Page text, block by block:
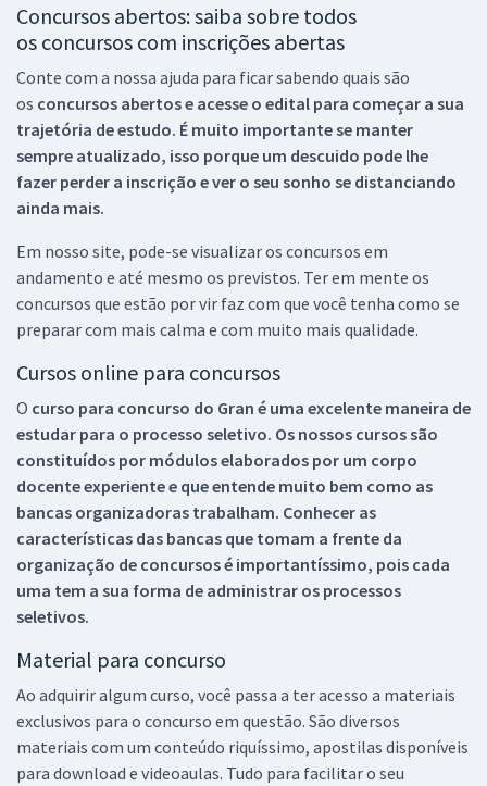
Concursos abertos: saiba sobre todos
os concursos com inscrições abertas
Conte com a nossa ajuda para ficar sabendo quais são
os concursos abertos e acesse o edital para começar a sua
trajetória de estudo. É muito importante se manter
sempre atualizado, isso porque um descuido pode lhe
fazer perder a inscrição e ver o seu sonho se distanciando
ainda mais.
Em nosso site, pode-se visualizar os concursos em
andamento e até mesmo os previstos. Ter em mente os
concursos que estão por vir faz com que você tenha como se
preparar com mais calma e com muito mais qualidade.
Cursos online para concursos
O curso para concurso do Gran é uma excelente maneira de
estudar para o processo seletivo. Os nossos cursos são
constituídos por módulos elaborados por um corpo
docente experiente e que entende muito bem como as
bancas organizadoras trabalham. Conhecer as
características das bancas que tomam a frente da
organização de concursos é importantíssimo, pois cada
uma tem a sua forma de administrar os processos
seletivos.
Material para concurso
Ao adquirir algum curso, você passa a ter acesso a materiais
exclusivos para o concurso em questão. São diversos
materiais com um conteúdo riquíssimo, apostilas disponíveis
para download e videoaulas. Tudo para facilitar o seu